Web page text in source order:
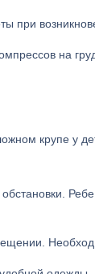
при
на
крупе у